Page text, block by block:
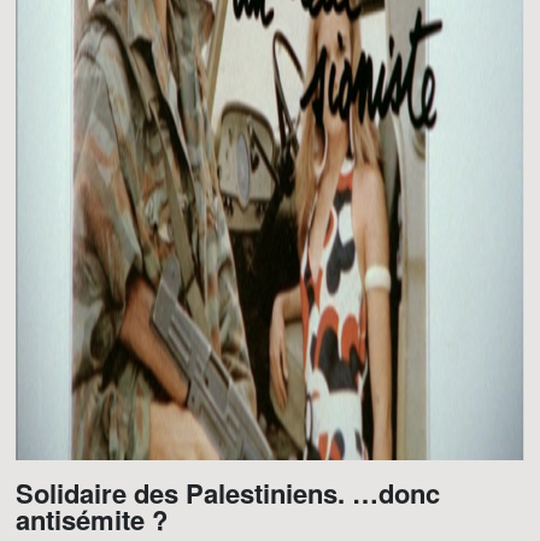
Solidaire des Palestiniens. …donc
antisémite ?